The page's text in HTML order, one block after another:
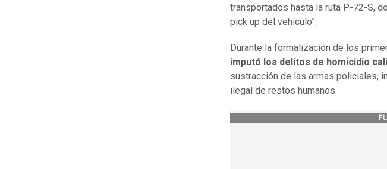
transportados hasta la ruta P-72-S,
pick up del vehículo”.
Durante la formalización de los
imputó los delitos de homicidio
sustracción de las armas policiales,
ilegal de restos humanos.